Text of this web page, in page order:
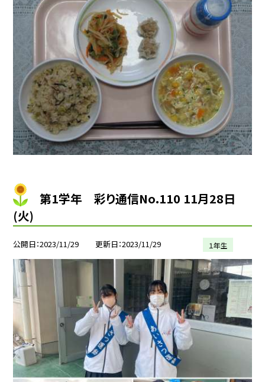
第1学年 彩り通信No.110 11月28日
(火)
公開日 2023/11/29 更新日 2023/11/29 １年生